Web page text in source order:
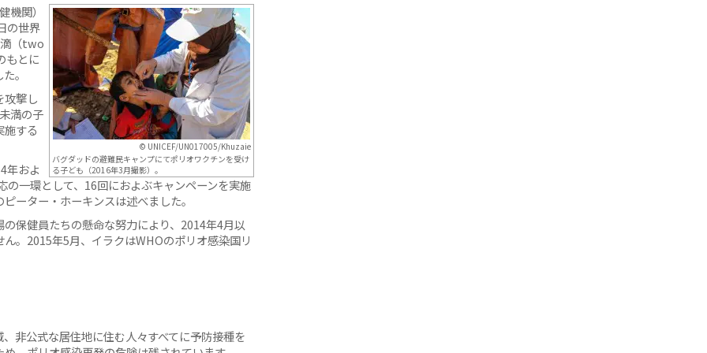
© UNICEF/UN017005/Khuzaie
バグダッドの避難民キャンプにてポリオワクチンを受け
る子ども（2016年3月撮影）。
関）
の世界
（two
もとに
。
攻撃し
満の子
施する
年およ
一環として、16回におよぶキャンペーンを実施
ーター・ホーキンスは述べました。
保健員たちの懸命な努力により、2014年4月以
。2015年5月、イラクはWHOのポリオ感染国リ
非公式な居住地に住む人々すべてに予防接種を